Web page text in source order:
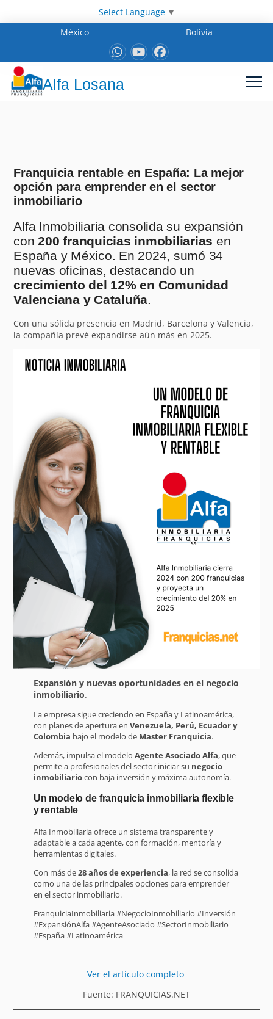
Select Language ▼
México
Bolivia
Alfa Losana
Franquicia rentable en España: La mejor
opción para emprender en el sector
inmobiliario
Alfa Inmobiliaria consolida su expansión
con200 franquicias inmobiliarias en
España y México. En 2024, sumó 34
nuevas oficinas, destacando un
crecimiento del 12% en Comunidad
Valenciana y Cataluña.
Con una sólida presencia en Madrid, Barcelona y Valencia,
la compañía prevé expandirse aún más en 2025.
Expansión y nuevas oportunidades en el negocio
inmobiliario.
La empresa sigue creciendo en España y Latinoamérica,
con planes de apertura en Venezuela, Perú, Ecuador y
Colombia bajo el modelo de Master Franquicia.
Además, impulsa el modelo Agente Asociado Alfa, que
permite a profesionales del sector iniciar su negocio
inmobiliariocon baja inversión y máxima autonomía.
Un modelo de franquicia inmobiliaria flexible
y rentable
Alfa Inmobiliaria ofrece un sistema transparente y
adaptable a cada agente, con formación, mentoría y
herramientas digitales.
Con más de28 años de experiencia, la red se consolida
como una de las principales opciones para emprender
en el sector inmobiliario.
FranquiciaInmobiliaria #NegocioInmobiliario #Inversión
#ExpansiónAlfa #AgenteAsociado #SectorInmobiliario
#España #Latinoamérica
Ver el artículo completo
Fuente: FRANQUICIAS.NET